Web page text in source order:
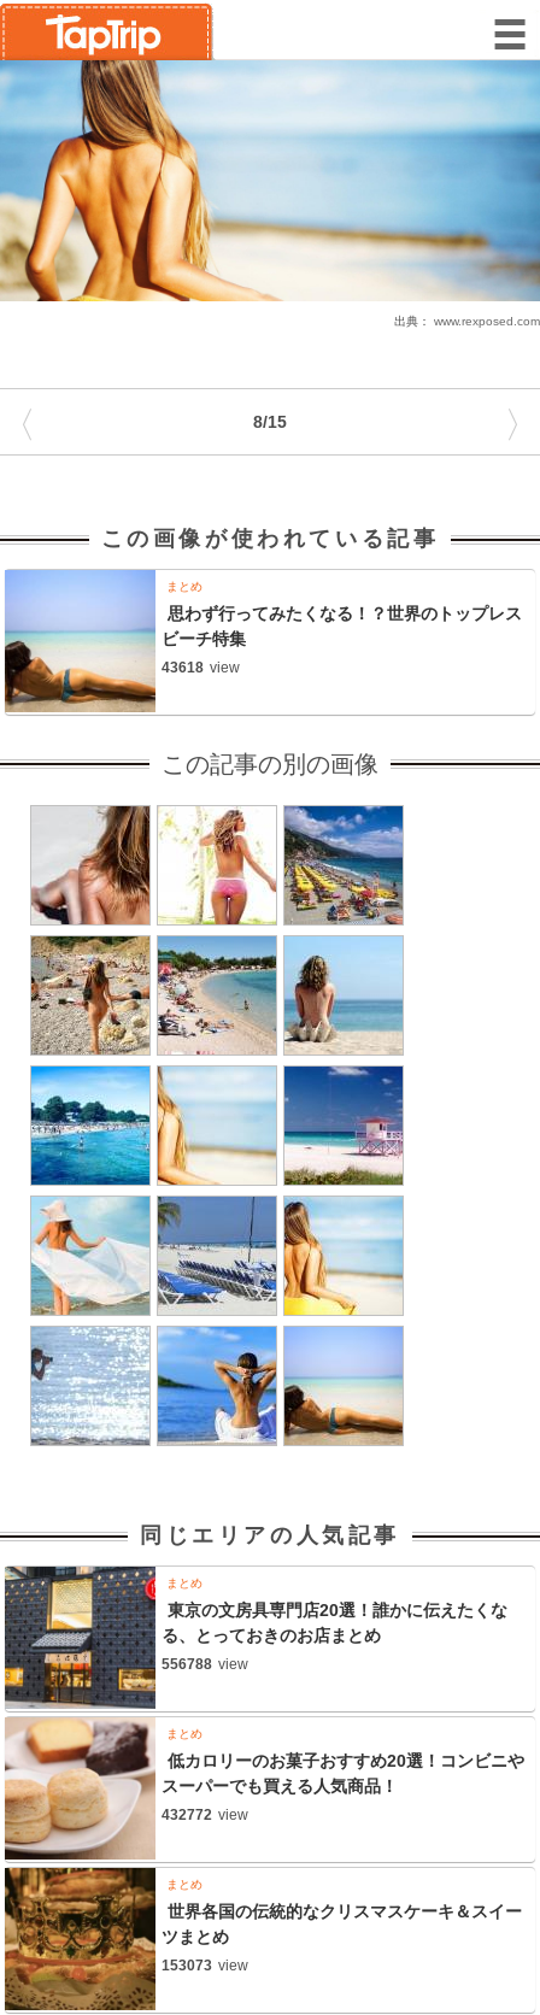
出典： www.rexposed.com
8/15
〈 〉
この画像が使われている記事
まとめ
思わず行ってみたくなる！？世界のトップレス
ビーチ特集
43618 view
この記事の別の画像
同じエリアの人気記事
まとめ
東京の文房具専門店20選！誰かに伝えたくな
る、とっておきのお店まとめ
556788 view
まとめ
低カロリーのお菓子おすすめ20選！コンビニや
スーパーでも買える人気商品！
432772 view
まとめ
世界各国の伝統的なクリスマスケーキ＆スイー
ツまとめ
153073 view